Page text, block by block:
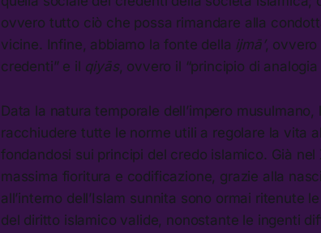
ovvero tutto ciò che possa rimandare alla
vicine. Infine, abbiamo la fonte della ijmā’ , ovvero
credenti” e il qiyās, ovvero il “principio di
Data la natura temporale dell’impero musulmano,
racchiudere tutte le norme utili a regolare la vita
fondandosi sui principi del credo islamico. Già
massima fioritura e codificazione, grazie alla
all’interno dell’Islam sunnita sono ormai ritenute
del diritto islamico valide, nonostante le ingenti